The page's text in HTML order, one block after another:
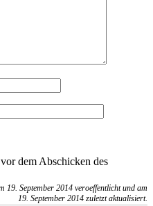
dem Abschicken des
19. September 2014 veroeffentlicht und am
19. September 2014 zuletzt aktualisiert.